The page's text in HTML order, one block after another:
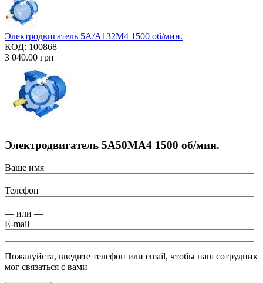
Электродвигатель 5А/А132М4 1500 об/мин.
КОД: 100868
3 040.00 грн
Электродвигатель 5А50МА4 1500 об/мин.
Ваше имя
Телефон
— или —
E-mail
Пожалуйста, введите телефон или email, чтобы наш сотрудник
мог связаться с вами